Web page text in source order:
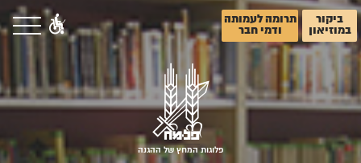
ביקור
במוזיאון
תרומה לעמותה
ודמי חבר
פלוגות המחץ של ההגנה